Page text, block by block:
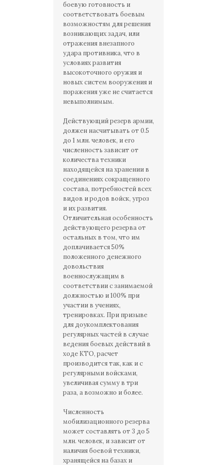
боевую готовность и
соответствовать боевым
возможностям для решения
возникающих задач, или
отражения внезапного
удара противника, что в
условиях развития
высокоточного оружия и
новых систем вооружения и
поражения уже не считается
невыполнимым.
Действующий резерв армии,
должен насчитывать от 0.5
до 1 млн. человек, и его
численность зависит от
количества техники
находящейся на хранении в
соединениях сокращенного
состава, потребностей всех
видов и родов войск, угроз
и их развития.
Отличительная особенность
действующего резерва от
остальных в том, что им
доплачивается 50%
положенного денежного
довольствия
военнослужащим в
соответствии с занимаемой
должностью и 100% при
участии в учениях,
тренировках. При призыве
для доукомплектования
регулярных частей в случае
ведения боевых действий в
ходе КТО, расчет
производится так, как и с
регулярными войсками,
увеличивая сумму в три
раза, а возможно и более.
Численность
мобилизационного резерва
может составлять от 3 до 5
млн. человек, и зависит от
наличия боевой техники,
хранящейся на базах и